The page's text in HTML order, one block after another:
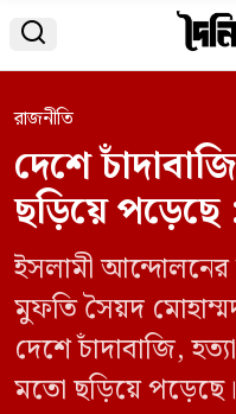

রাজনীতি
দেশে
ছড়িয়ে
ইসলামী আন্দোলনের
মুফতি সৈয়দ
দেশে চাঁদাবাজি,
মতো ছড়িয়ে পড়েছে।